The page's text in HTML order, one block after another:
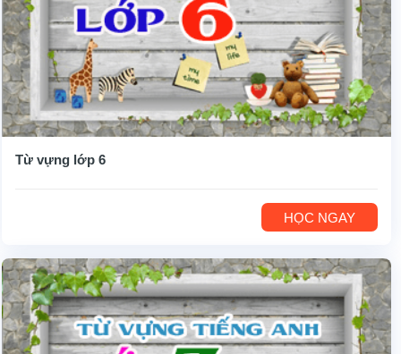
Từ vựng lớp 6
HỌC NGAY